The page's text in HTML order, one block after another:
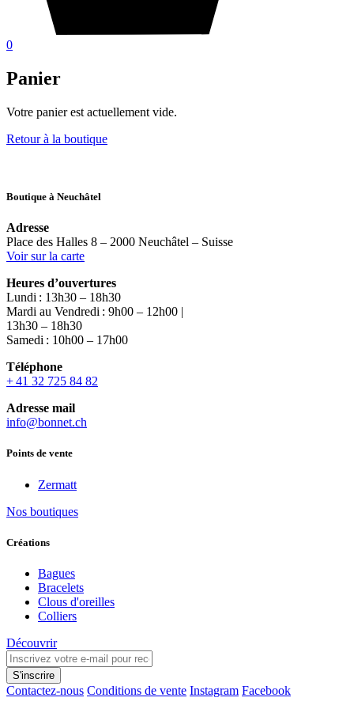
0
Panier
Votre panier est actuellement vide.
Retour à la boutique
Boutique à Neuchâtel
Adresse
Place des Halles 8 – 2000 Neuchâtel – Suisse
Voir sur la carte
Heures d’ouvertures
Lundi : 13h30 – 18h30
Mardi au Vendredi : 9h00 – 12h00 |
13h30 – 18h30
Samedi : 10h00 – 17h00
Téléphone
+ 41 32 725 84 82
Adresse mail
info@bonnet.ch
Points de vente
Zermatt
Nos boutiques
Créations
Bagues
Bracelets
Clous d'oreilles
Colliers
Découvrir
S'inscrire
Contactez-nous Conditions de vente Instagram Facebook